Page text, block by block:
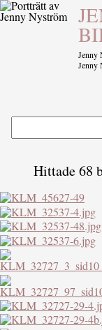
Jenny
Jenny
Hittade 68